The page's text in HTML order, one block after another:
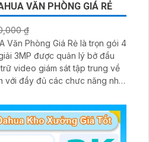
VĂN PHÒNG GIÁ RẺ
₫
Văn Phòng Giá Rẻ là trọn gói 4
3MP được quản lý bở đầu
video giám sát tập trung về
với đầy đủ các chưc năng như
đêm